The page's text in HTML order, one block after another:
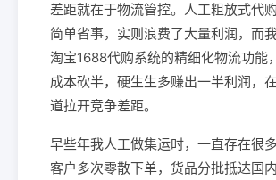
差距就在于物流管控。人工粗放式代
简单省事，实则浪费了大量利润，而
淘宝1688代购系统的精细化物流功能
成本砍半，硬生生多赚出一半利润，
道拉开竞争差距。
早些年我人工做集运时，一直存在很多
客户多次零散下单，货品分批抵达国